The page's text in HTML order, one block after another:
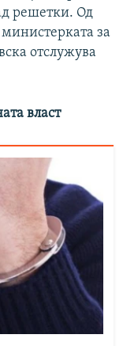
решетки. Од
за
отслужува
власт